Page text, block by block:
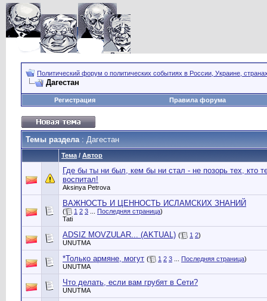
Политический форум о политических событиях в России, Украине,
Дагестан
Регистрация Правила форума
Темы раздела: Дагестан
Тема / Автор
Где бы ты ни был, кем бы ни стал - не позорь тех, кто
воспитал!
Aksinya Petrova
ВАЖНОСТЬ И ЦЕННОСТЬ ИСЛАМСКИХ ЗНАНИЙ
( 1 2 3 Последняя страница)
Tati
ADSIZ MOVZULAR... (AKTUAL) ( 1 2)
UNUTMA
*Только армяне, могут ( 1 2 3 Последняя страница)
UNUTMA
Что делать, если вам грубят в Сети?
UNUTMA